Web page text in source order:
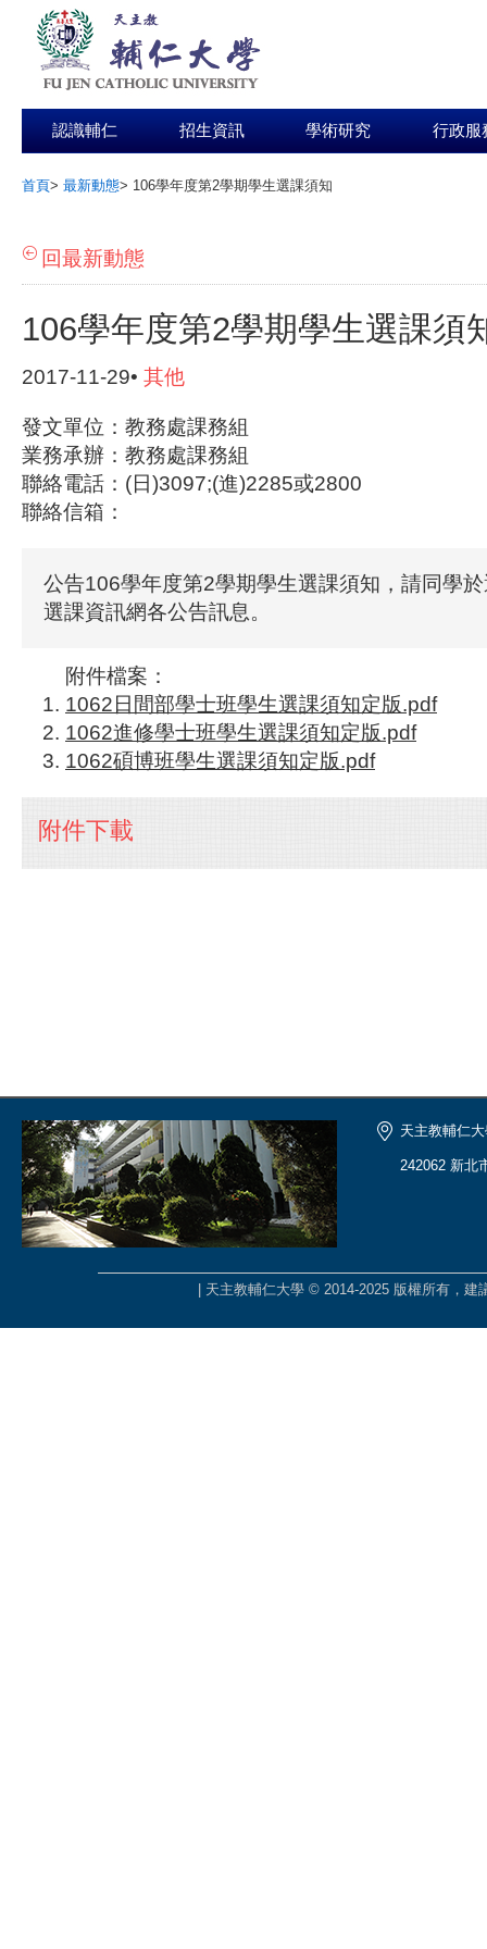
認識輔仁 招生資訊 學術研究 行政服
首頁> 最新動態> 106學年度第2學期學生選課須知
回最新動態
106學年度第2學期學生選課須
2017-11-29• 其他
發文單位：教務處課務組
業務承辦：教務處課務組
聯絡電話：(日)3097;(進)2285或2800
聯絡信箱：
公告106學年度第2學期學生選課須知，請同學
選課資訊網各公告訊息。
附件檔案：
1062日間部學士班學生選課須知定版.pdf
1062進修學士班學生選課須知定版.pdf
1062碩博班學生選課須知定版.pdf
附件下載
天主教輔仁
242062 新北
| 天主教輔仁大學 © 2014-2025 版權所有，